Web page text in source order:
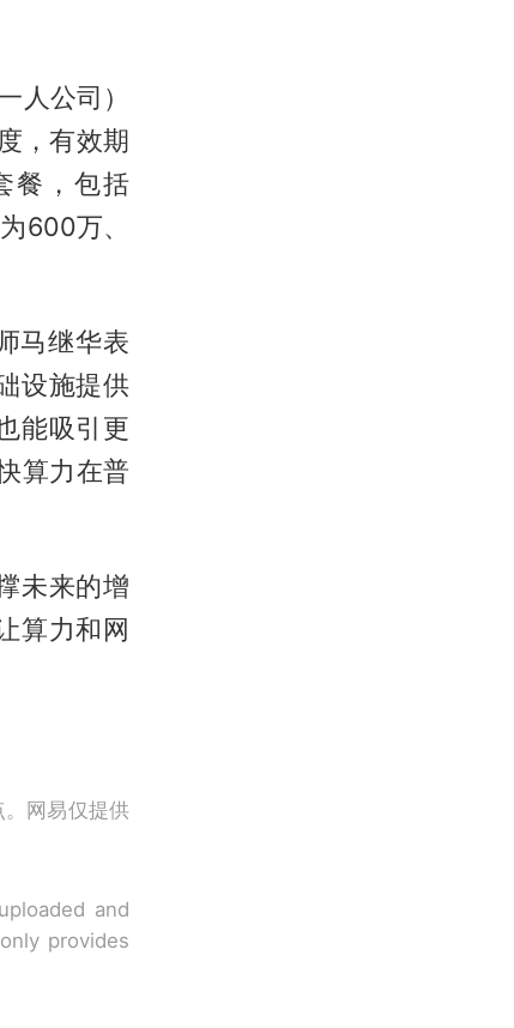
人公司）
，有效期
餐，包括
600万、
马继华表
设施提供
能吸引更
算力在普
未来的增
算力和网
网易仅提供
and
provides